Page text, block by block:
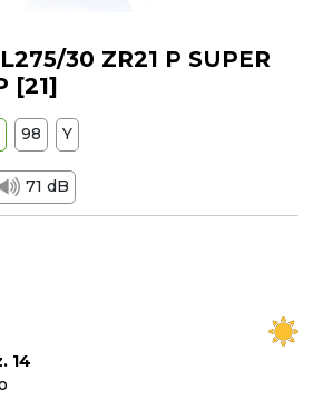
30 ZR21 P SUPER
[21]
98 Y
71 dB
14